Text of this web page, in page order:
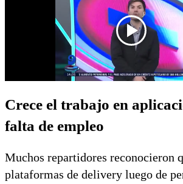
Crece el trabajo en
falta de empleo
Muchos repartidores reconocieron
plataformas de delivery luego de